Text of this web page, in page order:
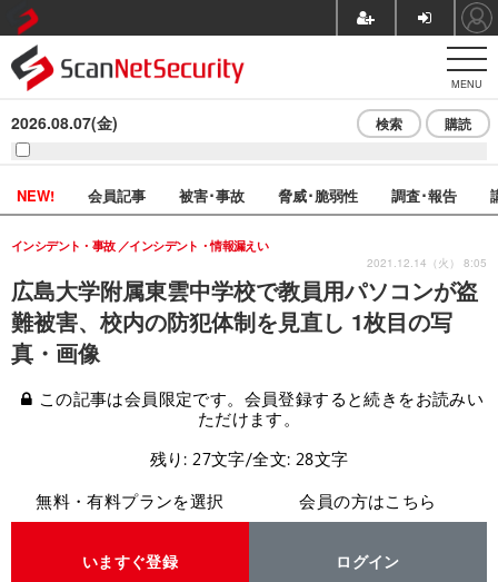
MENU
2026.08.07(金) 検索 購読
NEW! 会員記事 被害･事故 脅威･脆弱性 調査･報告
広島大学附属東雲中学校で教員用パソコンが盗
難被害、校内の防犯体制を見直し 1枚目の写
真・画像
インシデント・事故 インシデント・情報漏えい
2021.12.14（火） 8:05
この記事は会員限定です。会員登録すると続きをお読みい
ただけます。
残り: 27文字/全文: 28文字
無料・有料プランを選択
いますぐ登録
会員の方はこちら
ログイン